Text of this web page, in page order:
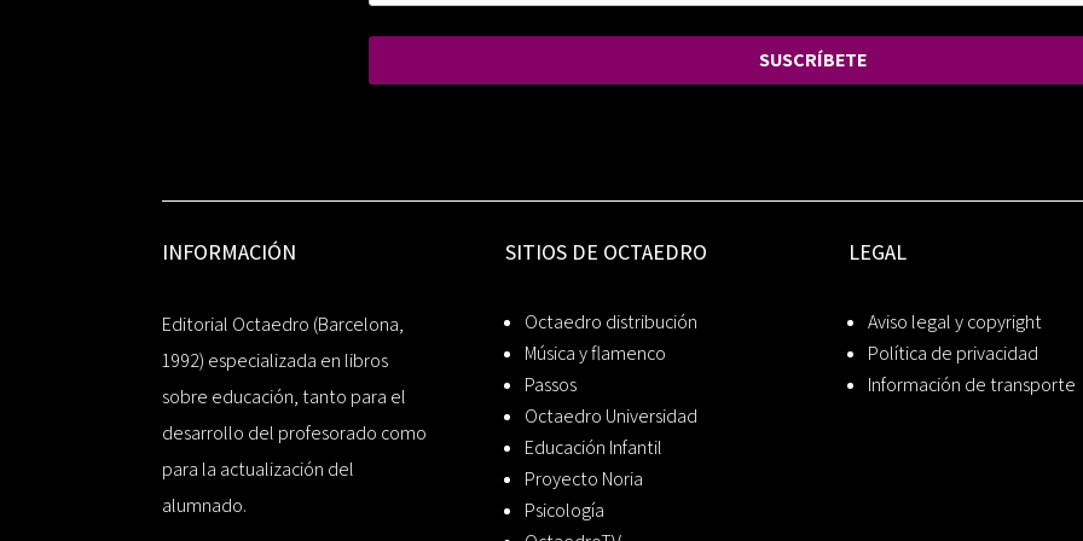
SUSCRÍBETE
INFORMACIÓN
Editorial Octaedro (Barcelona,
1992) especializada en libros
sobre educación, tanto para el
desarrollo del profesorado como
para la actualización del
alumnado.
SITIOS DE OCTAEDRO
Octaedro distribución
Música y flamenco
Passos
Octaedro Universidad
Educación Infantil
Proyecto Noria
Psicología
LEGAL
Aviso legal y copyright
Política de privacidad
Información de transporte